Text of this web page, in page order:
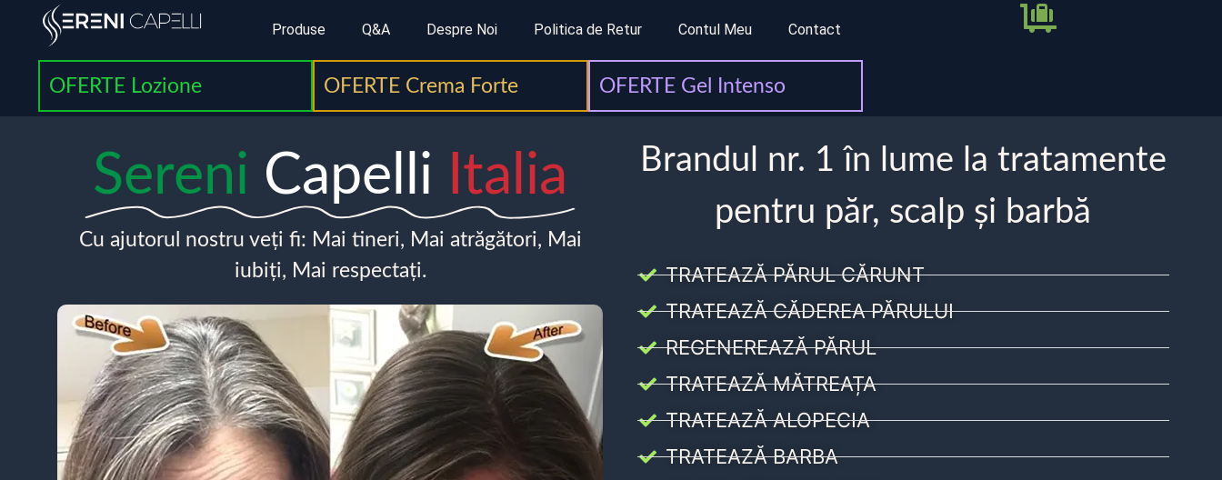
Produse Q&A Despre Noi Politica de Retur Contul Meu Contact
OFERTE Lozione OFERTE Crema Forte OFERTE Gel Intenso
Sereni Capelli Italia
Cu ajutorul nostru veți fi: Mai tineri, Mai atrăgători, Mai
iubiți, Mai respectați.
Brandul nr. 1 în lume la tratamente
pentru păr, scalp și barbă
TRATEAZĂ PĂRUL CĂRUNT
TRATEAZĂ CĂDEREA PĂRULUI
REGENEREAZĂ PĂRUL
TRATEAZĂ MĂTREAȚA
TRATEAZĂ ALOPECIA
TRATEAZĂ BARBA